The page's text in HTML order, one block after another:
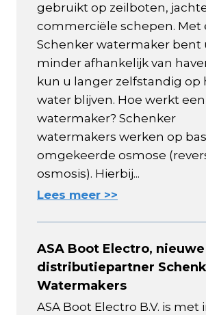
gebruikt op zeilboten,
commerciële schepen. Met
Schenker watermaker bent
minder afhankelijk van
kun u langer zelfstandig op
water blijven. Hoe werkt een
watermaker? Schenker
watermakers werken op
omgekeerde osmose
osmosis). Hierbij...
Lees meer >>
ASA Boot Electro, nieuwe
distributiepartner
Watermakers
ASA Boot Electro B.V. is met